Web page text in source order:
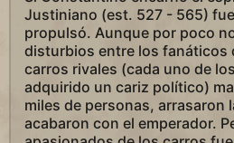
Justiniano (est. 527 - 565)
propulsó. Aunque por poco
disturbios entre los fanáticos
carros rivales (cada uno de
adquirido un cariz político)
miles de personas, arrasaron
acabaron con el emperador.